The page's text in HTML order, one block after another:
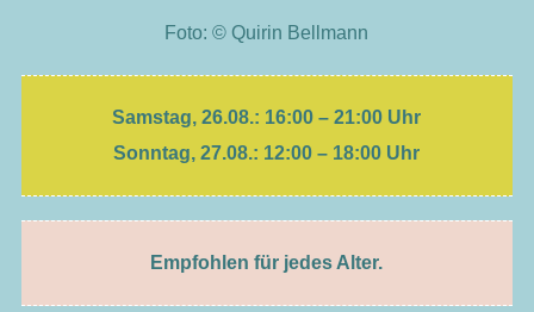
Foto: © Quirin Bellmann
Samstag, 26.08.: 16:00 – 21:00 Uhr
Sonntag, 27.08.: 12:00 – 18:00 Uhr
Empfohlen für jedes Alter.